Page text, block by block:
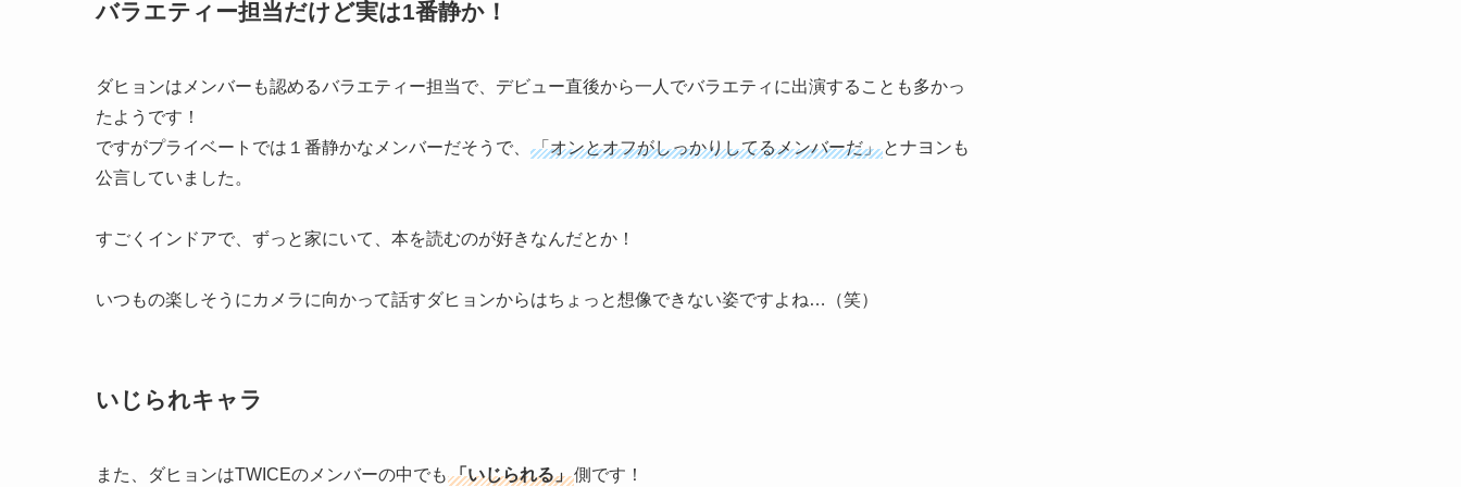
バラエティー担当だけど実は1番静か！
ダヒョンはメンバーも認めるバラエティー担当で、デビュー直後から一人でバラエティに出演することも多かっ
たようです！
ですがプライベートでは１番静かなメンバーだそうで、
「オンとオフがしっかりしてるメンバーだ」 とナヨンも
公言していました。
すごくインドアで、ずっと家にいて、本を読むのが好きなんだとか！
いつもの楽しそうにカメラに向かって話すダヒョンからはちょっと想像できない姿ですよね…（笑）
いじられキャラ
また、ダヒョンはTWICEのメンバーの中でも 「いじられる」側です！